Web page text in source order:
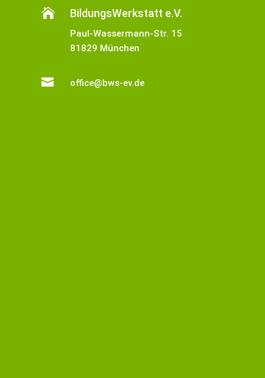
 BildungsWerkstatt e.V.
Paul-Wassermann-Str. 15
81829 München
 office@bws-ev.de